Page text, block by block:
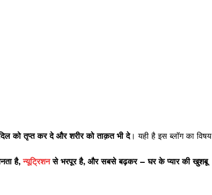
को तृप्त कर दे और शरीर को ताक़त भी दे। यही है इस ब्लॉग का विषय
है,न्यूट्रिशनसे भरपूर है, और सबसे बढ़कर – घर के प्यार की खुशबू